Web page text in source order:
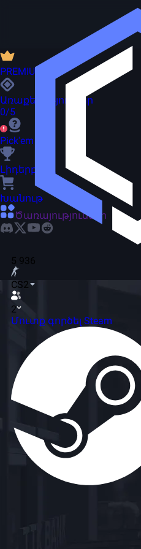
5 936
CS2
2
Մուտք գործել Steam
PREMIUM
Առաքելություններ
0/5
Pick'em
Լիդերբորդ
Խանութ
Ծառայություններ